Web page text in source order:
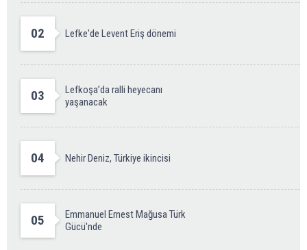
02 Lefke'de Levent Eriş dönemi
03
Lefkoşa’da ralli heyecanı
yaşanacak
04 Nehir Deniz, Türkiye ikincisi
05
Emmanuel Ernest Mağusa Türk
Gücü'nde